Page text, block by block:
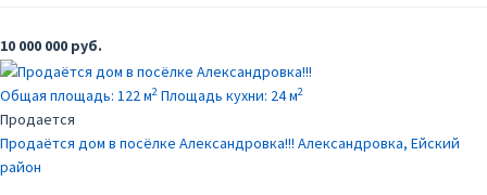
10 000 000 руб.
Общая площадь: 122 м2 Площадь кухни: 24 м2
Продается
Продаётся дом в посёлке Александровка!!! Александровка, Ейский
район